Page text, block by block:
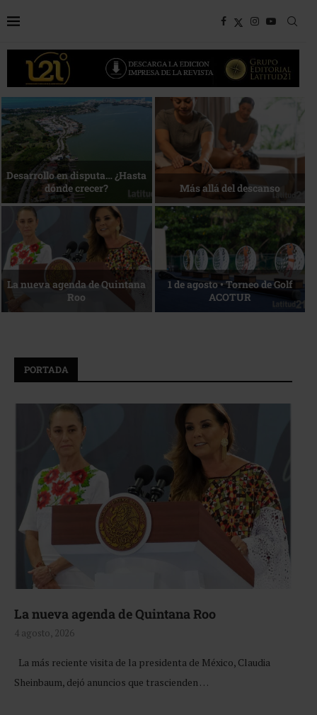
Bottega, un viaje servido a la
mesa
Energía que Impulsa la
competitividad
Reconocimiento de viajeros La esencia del servicio
PORTADA
La nueva agenda de Quintana Roo
4 agosto, 2026
La más reciente visita de la presidenta de México, Claudia
Sheinbaum, dejó anuncios que trascienden …